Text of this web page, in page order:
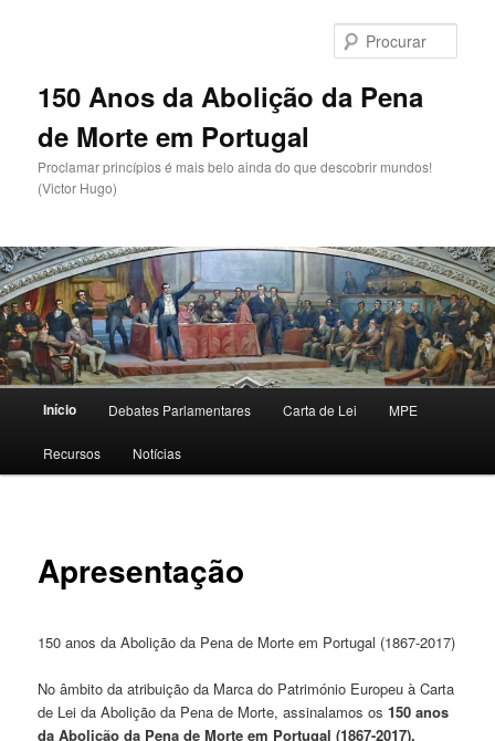
primário150 Anos da Abolição da Pena
de Morte em Portugal
Proclamar princípios é mais belo ainda do que descobrir mundos!
(Victor Hugo)
Início Debates Parlamentares Carta de Lei MPE
Recursos Notícias
Apresentação
150 anos da Abolição da Pena de Morte em Portugal (1867-2017)
No âmbito da atribuição da Marca do Património Europeu à Carta
de Lei da Abolição da Pena de Morte, assinalamos os150 anos
da Abolição da Pena de Morte em Portugal (1867-2017).